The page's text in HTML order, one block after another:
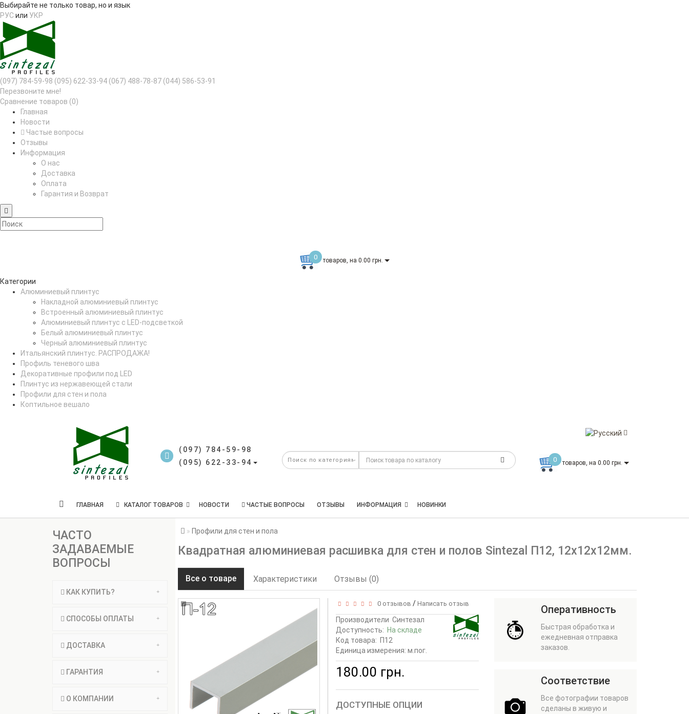
Выбирайте не только товар, но и язык
РУС или УКР
(097) 784-59-98 (095) 622-33-94 (067) 488-78-87 (044) 586-53-91
Перезвоните мне!
Сравнение товаров (0)
Главная
Новости
Частые вопросы
Отзывы
Информация
О нас
Доставка
Оплата
Гарантия и Возврат
0 товаров, на 0.00 грн.
Категории
Алюминиевый плинтус
Накладной алюминиевый плинтус
Встроенный алюминиевый плинтус
Алюминиевый плинтус с LED-подсветкой
Белый алюминиевый плинтус
Черный алюминиевый плинтус
Итальянский плинтус. РАСПРОДАЖА!
Профиль теневого шва
Декоративные профили под LED
Плинтус из нержавеющей стали
Профили для стен и пола
Коптильное вешало
(097) 784-59-98
(095) 622-33-94
0 товаров, на 0.00 грн.
ГЛАВНАЯ КАТАЛОГ ТОВАРОВ НОВОСТИ ЧАСТЫЕ ВОПРОСЫ ОТЗЫВЫ ИНФОРМАЦИЯ НОВИНКИ
ЧАСТО
ЗАДАВАЕМЫЕ
ВОПРОСЫ
КАК КУПИТЬ?
СПОСОБЫ ОПЛАТЫ
ДОСТАВКА
ГАРАНТИЯ
О КОМПАНИИ
Профили для стен и пола
Квадратная алюминиевая расшивка для стен и полов Sintezal П12, 12х12х12мм.
Все о товаре Характеристики Отзывы (0)
0 отзывов / Написать отзыв
Производители Синтезал
Доступность: На складе
Код товара: П12
Единица измерения: м.пог.
180.00 грн.
ДОСТУПНЫЕ ОПЦИИ
Оперативность
Быстрая обработка и
ежедневная отправка
заказов.
Соответствие
Все фотографии товаров
сделаны в живую и